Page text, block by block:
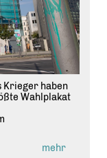
Krieger haben
Wahlplakat
mehr